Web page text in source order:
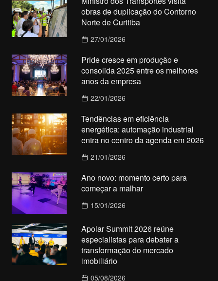
obras de duplicação do Contorno
Norte de Curitiba
27/01/2026
Pride cresce em produção e
consolida 2025 entre os melhores
anos da empresa
22/01/2026
Tendências em eficiência
energética: automação industrial
entra no centro da agenda em 2026
21/01/2026
Ano novo: momento certo para
começar a malhar
15/01/2026
Apolar Summit 2026 reúne
especialistas para debater a
transformação do mercado
imobiliário
05/08/2026